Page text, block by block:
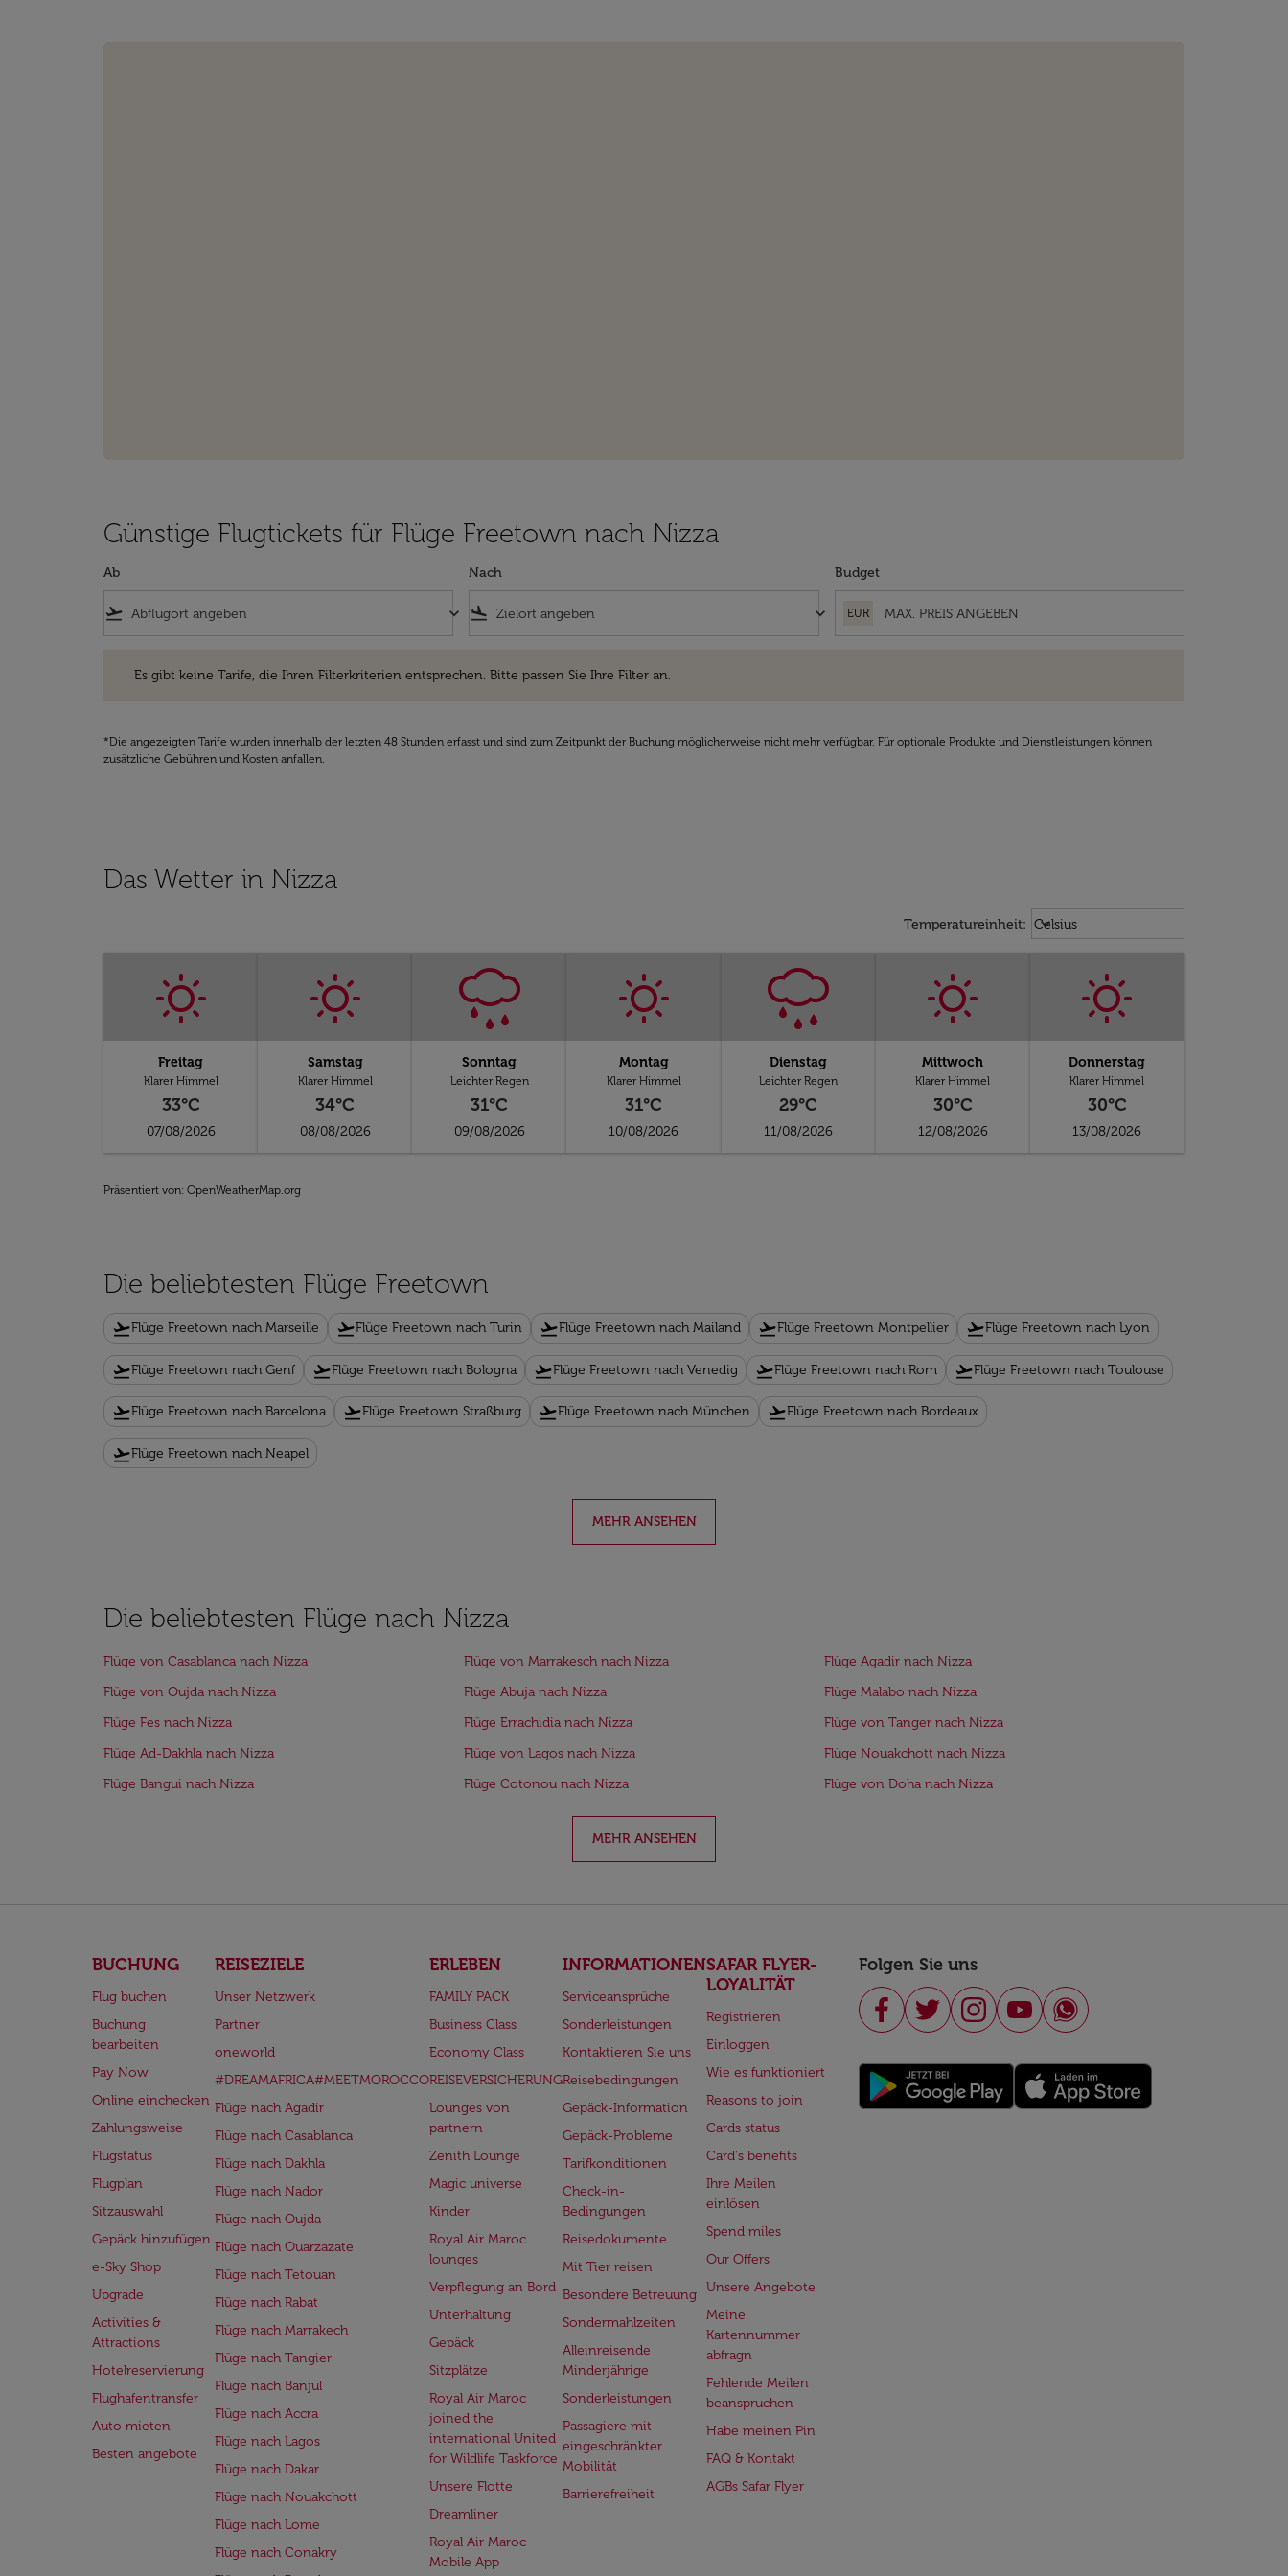
Günstige Flugtickets für Flüge Freetown nach Nizza
Ab
flight_takeoff keyboard_arrow_down
Nach
flight_land keyboard_arrow_down
Budget
EUR
Es gibt keine Tarife, die Ihren Filterkriterien entsprechen. Bitte passen Sie Ihre Filter an.
*Die angezeigten Tarife wurden innerhalb der letzten 48 Stunden erfasst und sind zum Zeitpunkt der Buchung möglicherweise nicht mehr verfügbar. Für optionale Produkte und Dienstleistungen können
zusätzliche Gebühren und Kosten anfallen.
Das Wetter in Nizza
Temperatureinheit: Weather unit option Celsius
Celsius
keyboard_arrow_down
Freitag
Klarer Himmel
33°C
07/08/2026
Samstag
Klarer Himmel
34°C
08/08/2026
Sonntag
Leichter Regen
31°C
09/08/2026
Montag
Klarer Himmel
31°C
10/08/2026
Dienstag
Leichter Regen
29°C
11/08/2026
Mittwoch
Klarer Himmel
30°C
12/08/2026
Donnerstag
Klarer Himmel
30°C
13/08/2026
Präsentiert von: OpenWeatherMap.org
Die beliebtesten Flüge Freetown
flight_takeoffFlüge Freetown nach Marseille flight_takeoffFlüge Freetown nach Turin flight_takeoffFlüge Freetown nach Mailand flight_takeoffFlüge Freetown Montpellier flight_takeoffFlüge Freetown nach Lyon
flight_takeoffFlüge Freetown nach Genf flight_takeoffFlüge Freetown nach Bologna flight_takeoffFlüge Freetown nach Venedig flight_takeoffFlüge Freetown nach Rom flight_takeoffFlüge Freetown nach Toulouse
flight_takeoffFlüge Freetown nach Barcelona flight_takeoffFlüge Freetown Straßburg flight_takeoffFlüge Freetown nach München flight_takeoffFlüge Freetown nach Bordeaux
flight_takeoffFlüge Freetown nach Neapel
MEHR ANSEHEN
Die beliebtesten Flüge nach Nizza
Flüge von Casablanca nach Nizza Flüge von Marrakesch nach Nizza
Flüge Agadir nach Nizza
Flüge von Oujda nach Nizza
Flüge Abuja nach Nizza
Flüge Malabo nach Nizza
Flüge Fes nach Nizza
Flüge Errachidia nach Nizza
Flüge von Tanger nach Nizza
Flüge Ad-Dakhla nach Nizza
Flüge von Lagos nach Nizza
Flüge Nouakchott nach Nizza
Flüge Bangui nach Nizza
Flüge Cotonou nach Nizza Flüge von Doha nach Nizza
MEHR ANSEHEN
BUCHUNG
Flug buchen
Buchung
bearbeiten
Pay Now
Online einchecken
Zahlungsweise
Flugstatus
Flugplan
Sitzauswahl
Gepäck hinzufügen
e-Sky Shop
Upgrade
Activities &
Attractions
Hotelreservierung
Flughafentransfer
Auto mieten
Besten angebote
REISEZIELE
Unser Netzwerk
Partner
oneworld
#DREAMAFRICA#MEETMOROCCO
Flüge nach Agadir
Flüge nach Casablanca
Flüge nach Dakhla
Flüge nach Nador
Flüge nach Oujda
Flüge nach Ouarzazate
Flüge nach Tetouan
Flüge nach Rabat
Flüge nach Marrakech
Flüge nach Tangier
Flüge nach Banjul
Flüge nach Accra
Flüge nach Lagos
Flüge nach Dakar
Flüge nach Nouakchott
Flüge nach Lome
Flüge nach Conakry
ERLEBEN
FAMILY PACK
Business Class
Economy Class
REISEVERSICHERUNG
Lounges von
partnern
Zenith Lounge
Magic universe
Kinder
Royal Air Maroc
lounges
Verpflegung an Bord
Unterhaltung
Gepäck
Sitzplätze
Royal Air Maroc
joined the
international United
for Wildlife Taskforce
Unsere Flotte
Dreamliner
Royal Air Maroc
Mobile App
INFORMATIONEN
Serviceansprüche
Sonderleistungen
Kontaktieren Sie uns
Reisebedingungen
Gepäck-Information
Gepäck-Probleme
Tarifkonditionen
Check-in-
Bedingungen
Reisedokumente
Mit Tier reisen
Besondere Betreuung
Sondermahlzeiten
Alleinreisende
Minderjährige
Sonderleistungen
Passagiere mit
eingeschränkter
Mobilität
Barrierefreiheit
SAFAR FLYER-
LOYALITÄT
Registrieren
Einloggen
Wie es funktioniert
Reasons to join
Cards status
Card's benefits
Ihre Meilen
einlösen
Spend miles
Our Offers
Unsere Angebote
Meine
Kartennummer
abfragn
Fehlende Meilen
beanspruchen
Habe meinen Pin
FAQ & Kontakt
AGBs Safar Flyer
Folgen Sie uns